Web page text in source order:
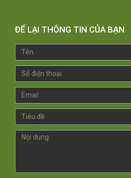
ĐỂ LẠI THÔNG TIN CỦA BẠN